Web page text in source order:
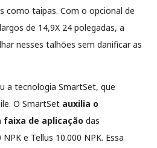
como taipas. Com o opcional de
de 14,9X 24 polegadas, a
nesses talhões sem danificar as
a tecnologia SmartSet, que
O SmartSet auxilia o
de aplicação das
e Tellus 10.000 NPK. Essa